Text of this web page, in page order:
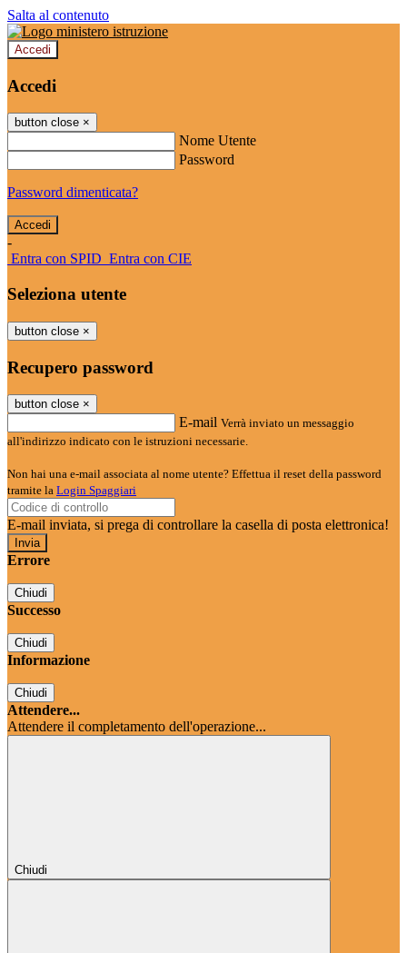
Salta al contenuto
Accedi
Accedi
button close ×
Nome Utente
Password
Password dimenticata?
-
Entra con SPID Entra con CIE
Seleziona utente
button close ×
Recupero password
button close ×
E-mail Verrà inviato un messaggio
all'indirizzo indicato con le istruzioni necessarie.
Non hai una e-mail associata al nome utente? Effettua il reset della password
tramite la Login Spaggiari
E-mail inviata, si prega di controllare la casella di posta elettronica!
Errore
Chiudi
Successo
Chiudi
Informazione
Chiudi
Attendere...
Attendere il completamento dell'operazione...
Chiudi